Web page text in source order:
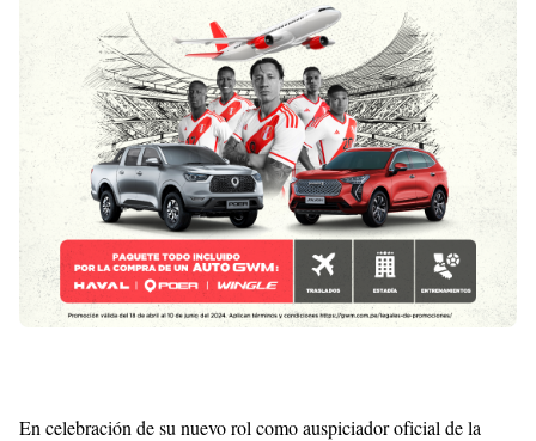
En celebración de su nuevo rol como auspiciador oficial de la